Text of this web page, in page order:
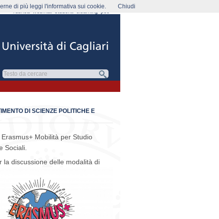
rubrica webmail
DI SCIENZE POLITICHE E
Mobilità per Studio
Sociali.
la discussione delle modalità di
di più leggi l'informativa sui cookie. Chiudi